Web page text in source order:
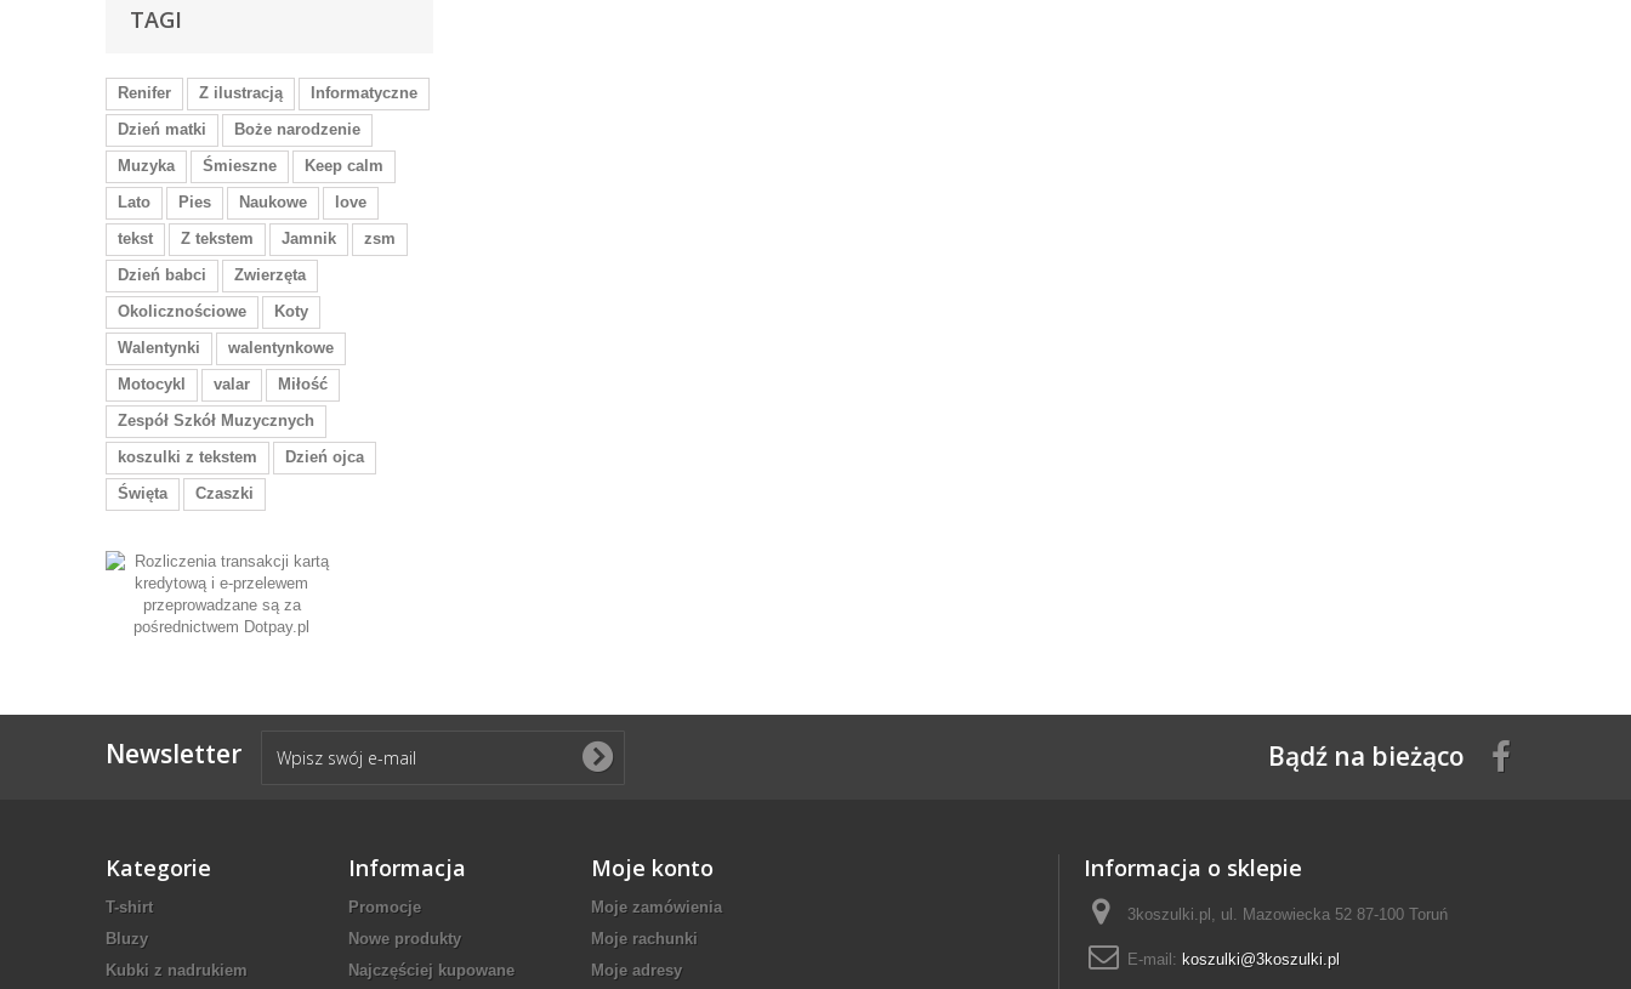
TAGI
Renifer Z ilustracją
Informatyczne
Dzień matki
Boże narodzenie
Muzyka
Śmieszne
Keep calm
Lato
Pies Naukowe
love
tekst
Z tekstem Jamnik
zsm
Dzień babci
Zwierzęta
Okolicznościowe
Koty
Walentynki
walentynkowe
Motocykl
valar
Miłość
Zespół Szkół Muzycznych
koszulki z tekstem
Dzień ojca
Święta
Czaszki
Newsletter Bądź na bieżąco
Kategorie
T-shirt
Bluzy
Kubki z nadrukiem
Informacja
Promocje
Nowe produkty
Najczęściej kupowane
Moje konto
Moje zamówienia
Moje rachunki
Moje adresy
Informacja o sklepie
3koszulki.pl, ul. Mazowiecka 52 87-100 Toruń
E-mail: koszulki@3koszulki.pl